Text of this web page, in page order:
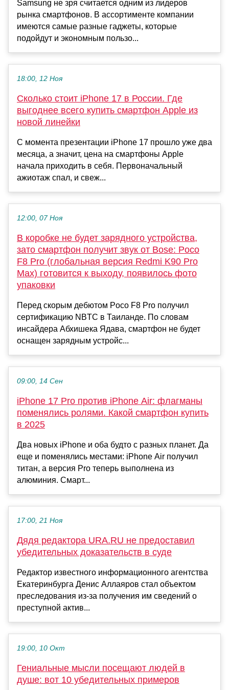
Samsung не зря считается одним из лидеров
рынка смартфонов. В ассортименте компании
имеются самые разные гаджеты, которые
подойдут и экономным пользо...
18:00, 12 Ноя
Сколько стоит iPhone 17 в России. Где
выгоднее всего купить смартфон Apple из
новой линейки
С момента презентации iPhone 17 прошло уже два
месяца, а значит, цена на смартфоны Apple
начала приходить в себя. Первоначальный
ажиотаж спал, и свеж...
12:00, 07 Ноя
В коробке не будет зарядного устройства,
зато смартфон получит звук от Bose: Poco
F8 Pro (глобальная версия Redmi K90 Pro
Max) готовится к выходу, появилось фото
упаковки
Перед скорым дебютом Poco F8 Pro получил
сертификацию NBTC в Таиланде. По словам
инсайдера Абхишека Ядава, смартфон не будет
оснащен зарядным устройс...
09:00, 14 Сен
iPhone 17 Pro против iPhone Air: флагманы
поменялись ролями. Какой смартфон купить
в 2025
Два новых iPhone и оба будто с разных планет. Да
еще и поменялись местами: iPhone Air получил
титан, а версия Pro теперь выполнена из
алюминия. Смарт...
17:00, 21 Ноя
Дядя редактора URA.RU не предоставил
убедительных доказательств в суде
Редактор известного информационного агентства
Екатеринбурга Денис Аллаяров стал объектом
преследования из-за получения им сведений о
преступной актив...
19:00, 10 Окт
Гениальные мысли посещают людей в
душе: вот 10 убедительных примеров